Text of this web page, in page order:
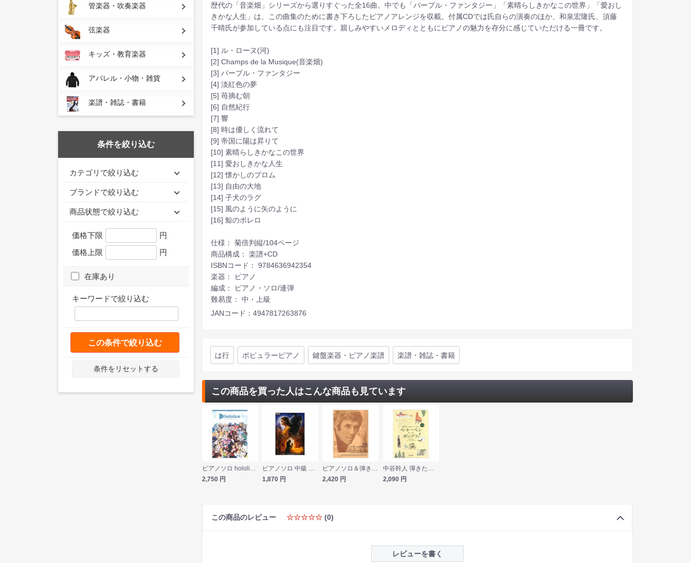
管楽器・吹奏楽器
弦楽器
キッズ・教育楽器
アパレル・小物・雑貨
楽譜・雑誌・書籍
条件を絞り込む
カテゴリで絞り込む
ブランドで絞り込む
商品状態で絞り込む
価格下限
円
価格上限
円
在庫あり
キーワードで絞り込む
この条件で絞り込む
条件をリセットする
歴代の「音楽畑」シリーズから選りすぐった全16曲。中でも「パープル・ファンタジー」「素晴らしきかなこの世界」「愛おし
きかな人生」は、この曲集のために書き下ろしたピアノアレンジを収載。付属CDでは氏自らの演奏のほか、和泉宏隆氏、須藤
千晴氏が参加している点にも注目です。親しみやすいメロディとともにピアノの魅力を存分に感じていただける一冊です。
[1] ル・ローヌ(河)
[2] Champs de la Musique(音楽畑)
[3] パープル・ファンタジー
[4] 淡紅色の夢
[5] 苺摘む朝
[6] 自然紀行
[7] 響
[8] 時は優しく流れて
[9] 帝国に陽は昇りて
[10] 素晴らしきかなこの世界
[11] 愛おしきかな人生
[12] 懐かしのプロム
[13] 自由の大地
[14] 子犬のラグ
[15] 風のように矢のように
[16] 鯨のボレロ
仕様： 菊倍判縦/104ページ
商品構成： 楽譜+CD
ISBNコード： 9784636942354
楽器： ピアノ
編成： ピアノ・ソロ/連弾
難易度： 中・上級
JANコード：4947817263876
は行 ポピュラーピアノ 鍵盤楽器・ピアノ楽譜 楽譜・雑誌・書籍
この商品を買った人はこんな商品も見ています
ピアノソロ hololive Song Collection シンコーミュージック
2,750 円
ピアノソロ 中級 美女と野獣 ヤマハミュージックメディア
1,870 円
ピアノソロ＆弾き語り バート・バカラック シンコーミュージック
2,420 円
中谷幹人 弾きたい！ポピュラーピアノ ベートーベン ミーツ ポップス！ カワイ出版
2,090 円
この商品のレビュー ☆☆☆☆☆ (0)
レビューを書く